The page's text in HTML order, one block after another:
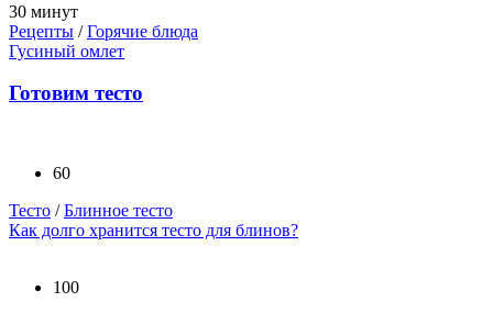
30 минут
Рецепты /Горячие блюда
Гусиный омлет
Готовим тесто
60
Тесто /Блинное тесто
Как долго хранится тесто для блинов?
100